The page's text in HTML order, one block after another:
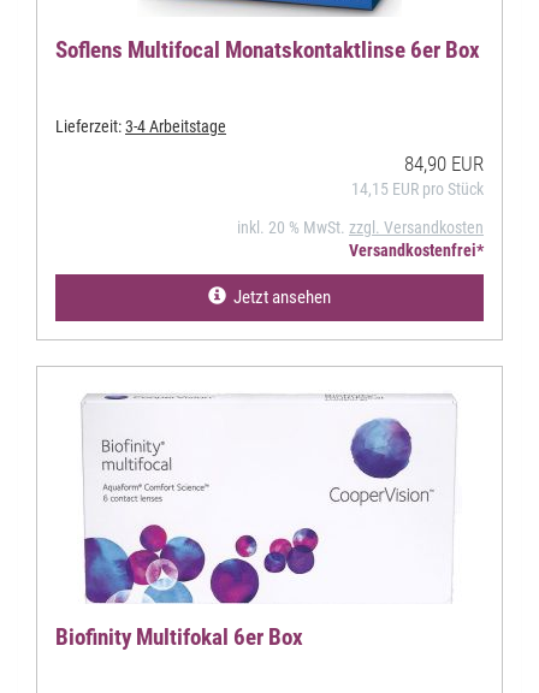
Soflens Multifocal Monatskontaktlinse 6er Box
Lieferzeit:3-4 Arbeitstage
84,90 EUR
14,15 EUR pro Stück
inkl. 20 % MwSt. zzgl. Versandkosten
Versandkostenfrei*
Jetzt ansehen
Biofinity Multifokal 6er Box